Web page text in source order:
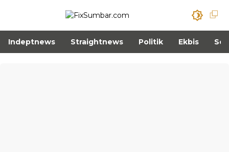
Indeptnews Straightnews Politik Ekbis